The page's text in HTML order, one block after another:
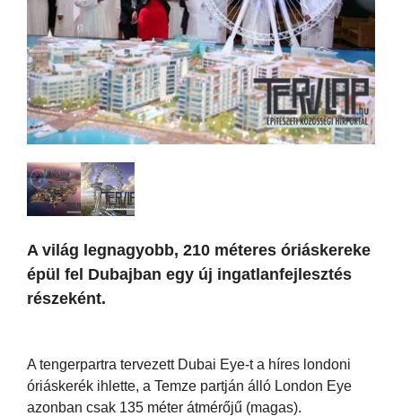
A világ legnagyobb, 210 méteres óriáskereke
épül fel Dubajban egy új ingatlanfejlesztés
részeként.
A tengerpartra tervezett Dubai Eye-t a híres londoni
óriáskerék ihlette, a Temze partján álló London Eye
azonban csak 135 méter átmérőjű (magas).